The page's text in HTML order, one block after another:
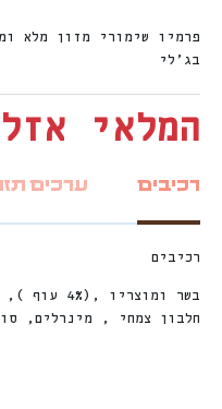
פרמיו שימורי מזון מלא
בג’לי
המלאי אזל
רכיבים ערכים
רכיבים
בשר
חלבון צמחי , מינרלים,